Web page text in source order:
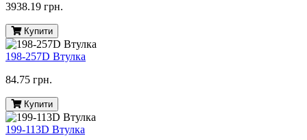
3938.19 грн.
Купити
198-257D Втулка
84.75 грн.
Купити
199-113D Втулка